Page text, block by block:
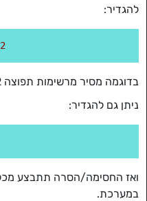
להגדיר:
2
בדוגמה מסיר מרשימות תפוצה 5,6,10,2
ניתן גם להגדיר:
ואז החסימה/הסרה תתבצע
במערכת.